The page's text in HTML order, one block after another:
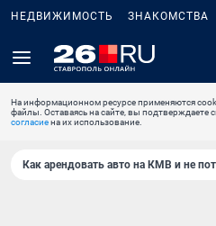
НЕДВИЖИМОСТЬ ЗНАКОМСТВА
На информационном ресурсе применяются
файлы. Оставаясь на сайте, вы подтверждаете
согласиена их использование.
Как арендовать авто на КМВ и не